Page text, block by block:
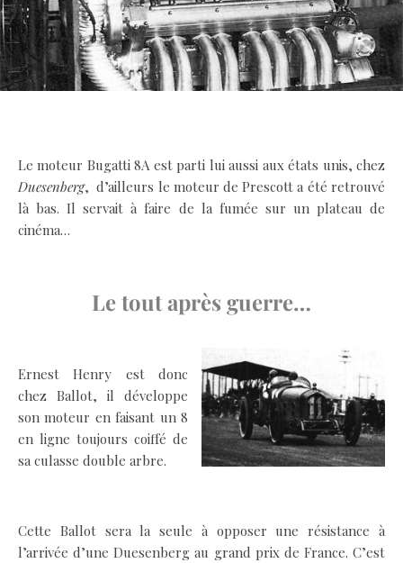
Le moteur Bugatti 8A est parti lui aussi aux états unis, chez
Duesenberg, d’ailleurs le moteur de Prescott a été retrouvé
là bas. Il servait à faire de la fumée sur un plateau de
cinéma…
Le tout après guerre…
Ernest Henry est donc
chez Ballot, il développe
son moteur en faisant un 8
en ligne toujours coiffé de
sa culasse double arbre.
Cette Ballot sera la seule à opposer une résistance à
l’arrivée d’une Duesenberg au grand prix de France. C’est